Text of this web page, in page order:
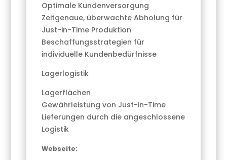
Optimale Kundenversorgung
Zeitgenaue, überwachte Abholung für
Just-in-Time Produktion
Beschaffungsstrategien für
individuelle Kundenbedürfnisse
Lagerlogistik
Lagerflächen
Gewährleistung von Just-in-Time
Lieferungen durch die angeschlossene
Logistik
Webseite: